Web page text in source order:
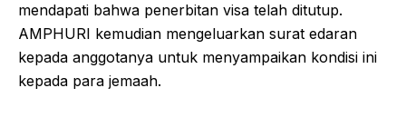
mendapati bahwa penerbitan visa telah ditutup.
AMPHURI kemudian mengeluarkan surat edaran
kepada anggotanya untuk menyampaikan kondisi ini
kepada para jemaah.